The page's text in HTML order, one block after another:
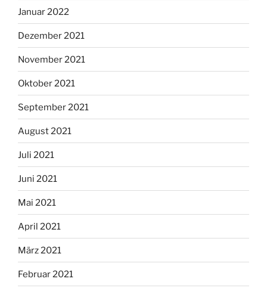
Januar 2022
Dezember 2021
November 2021
Oktober 2021
September 2021
August 2021
Juli 2021
Juni 2021
Mai 2021
April 2021
März 2021
Februar 2021